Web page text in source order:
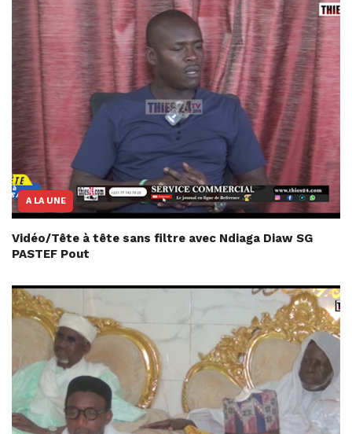
A LA UNE
Vidéo/Tête à tête sans filtre avec Ndiaga Diaw SG
PASTEF Pout